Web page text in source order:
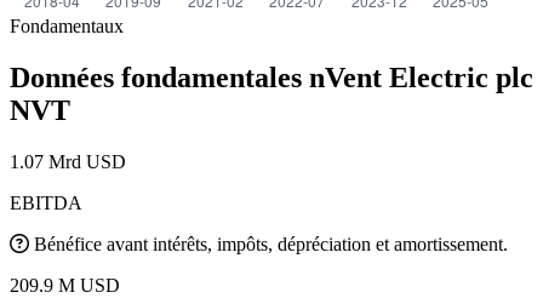
Fondamentaux
Données fondamentales nVent Electric plc
NVT
1.07 Mrd USD
EBITDA
Bénéfice avant intérêts, impôts, dépréciation et amortissement.
209.9 M USD